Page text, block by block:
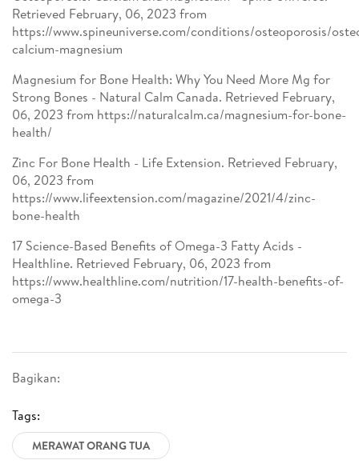
Bagikan:
Tags:
MERAWAT ORANG TUA
Retrieved February, 06, 2023 from
https://www.spineuniverse.com/conditions/osteoporosis/
calcium-magnesium
Magnesium for Bone Health: Why You Need More Mg for
Strong Bones - Natural Calm Canada. Retrieved February,
06, 2023 from https://naturalcalm.ca/magnesium-for-bone-
health/
Zinc For Bone Health - Life Extension. Retrieved February,
06, 2023 from
https://www.lifeextension.com/magazine/2021/4/zinc-
bone-health
17 Science-Based Benefits of Omega-3 Fatty Acids -
Healthline. Retrieved February, 06, 2023 from
https://www.healthline.com/nutrition/17-health-benefits-of-
omega-3